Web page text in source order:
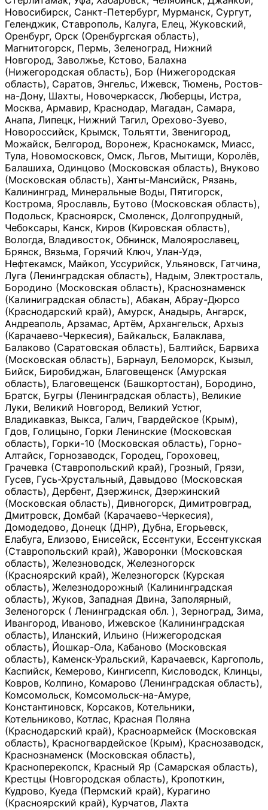
Новосибирск, Санкт-Петербург, Мурманск, Сургут,
Геленджик, Ставрополь, Калуга, Елец, Жуковский,
Оренбург, Орск (Оренбургская область),
Магнитогорск, Пермь, Зеленоград, Нижний
Новгород, Заволжье, Кстово, Балахна
(Нижегородская область), Бор (Нижегородская
область), Саратов, Энгельс, Ижевск, Тюмень, Ростов-
на-Дону, Шахты, Новочеркасск, Люберцы, Истра,
Москва, Армавир, Краснодар, Магадан, Самара,
Анапа, Липецк, Нижний Тагил, Орехово-Зуево,
Новороссийск, Крымск, Тольятти, Звенигород,
Можайск, Белгород, Воронеж, Краснокамск, Миасс,
Тула, Новомосковск, Омск, Льгов, Мытищи, Королёв,
Балашиха, Одинцово (Московская область), Внуково
(Московская область), Ханты-Мансийск, Рязань,
Калининград, Минеральные Воды, Пятигорск,
Кострома, Ярославль, Бутово (Московская область),
Подольск, Красноярск, Смоленск, Долгопрудный,
Чебоксары, Канск, Киров (Кировская область),
Вологда, Владивосток, Обнинск, Малоярославец,
Брянск, Вязьма, Горячий Ключ, Улан-Удэ,
Нефтекамск, Майкоп, Уссурийск, Ульяновск, Гатчина,
Луга (Ленинградская область), Надым, Электросталь,
Бородино (Московская область), Краснознаменск
(Калиниградская область), Абакан, Абрау-Дюрсо
(Краснодарский край), Амурск, Анадырь, Ангарск,
Андреаполь, Арзамас, Артём, Архангельск, Архыз
(Карачаево-Черкесия), Байкальск, Балаклава,
Балаково (Саратовская область), Балтийск, Барвиха
(Московская область), Барнаул, Беломорск, Кызыл,
Бийск, Биробиджан, Благовещенск (Амурская
область), Благовещенск (Башкортостан), Бородино,
Братск, Бугры (Ленинградская область), Великие
Луки, Великий Новгород, Великий Устюг,
Владикавказ, Выкса, Галич, Гвардейское (Крым),
Гдов, Голицыно, Горки Ленинские (Московская
область), Горки-10 (Московская область), Горно-
Алтайск, Горнозаводск, Городец, Гороховец,
Грачевка (Ставропольский край), Грозный, Грязи,
Гусев, Гусь-Хрустальный, Давыдово (Московская
область), Дербент, Дзержинск, Дзержинский
(Московская область), Дивногорск, Димитровград,
Дмитровск, Домбай (Карачаево-Черкесия),
Домодедово, Донецк (ДНР), Дубна, Егорьевск,
Елабуга, Елизово, Енисейск, Ессентуки, Ессентукская
(Ставропольский край), Жаворонки (Московская
область), Железноводск, Железногорск
(Красноярский край), Железногорск (Курская
область), Железнодорожный (Калининградская
область), Жуков, Западная Двина, Заполярный,
Зеленогорск ( Ленинградская обл. ), Зерноград, Зима,
Ивангород, Иваново, Ижевское (Калининградская
область), Иланский, Ильино (Нижегородская
область), Йошкар-Ола, Кабаново (Московская
область), Каменск-Уральский, Карачаевск, Каргополь,
Каспийск, Кемерово, Кингисепп, Кисловодск, Клинцы,
Ковров, Колпино, Комарово (Ленинградская область),
Комсомольск, Комсомольск-на-Амуре,
Константиновск, Корсаков, Котельники,
Котельниково, Котлас, Красная Поляна
(Краснодарский край), Красноармейск (Московская
область), Красногвардейское (Крым), Краснозаводск,
Краснознаменск (Московская область),
Красноперекопск, Красный Яр (Самарская область),
Крестцы (Новгородская область), Кропоткин,
Кудрово, Куеда (Пермский край), Курагино
(Красноярский край), Курчатов, Лахта